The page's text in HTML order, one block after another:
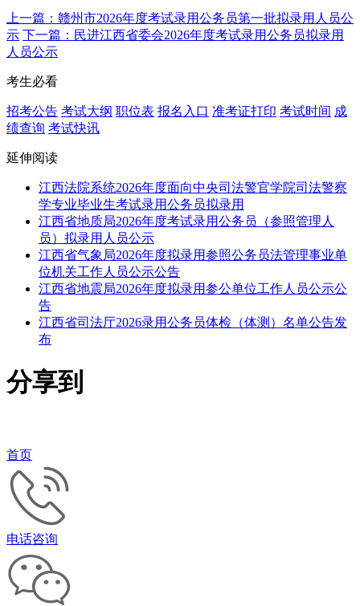
上一篇：赣州市2026年度考试录用公务员第一批拟录用人员公
示 下一篇：民进江西省委会2026年度考试录用公务员拟录用
人员公示
考生必看
招考公告 考试大纲 职位表 报名入口 准考证打印 考试时间 成
绩查询 考试快讯
延伸阅读
江西法院系统2026年度面向中央司法警官学院司法警察
学专业毕业生考试录用公务员拟录用
江西省地质局2026年度考试录用公务员（参照管理人
员）拟录用人员公示
江西省气象局2026年度拟录用参照公务员法管理事业单
位机关工作人员公示公告
江西省地震局2026年度拟录用参公单位工作人员公示公
告
江西省司法厅2026录用公务员体检（体测）名单公告发
布
分享到
首页
电话咨询